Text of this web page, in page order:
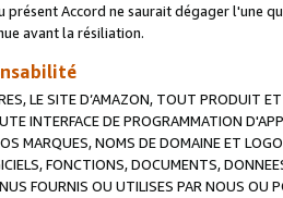
présent Accord ne saurait dégager l'une
avant la résiliation.
LE SITE D’AMAZON, TOUT PRODUIT
INTERFACE DE PROGRAMMATION
MARQUES, NOMS DE DOMAINE ET
FONCTIONS, DOCUMENTS,
FOURNIS OU UTILISES PAR NOUS OU